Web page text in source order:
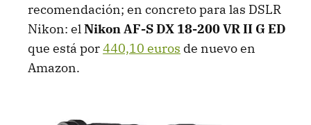
recomendación; en concreto para las DSLR
Nikon: elNikon AF-S DX 18-200 VR II G ED
que está por440,10 euros de nuevo en
Amazon.